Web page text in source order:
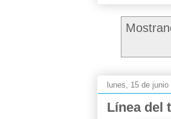
lunes, 15 de junio
Línea del